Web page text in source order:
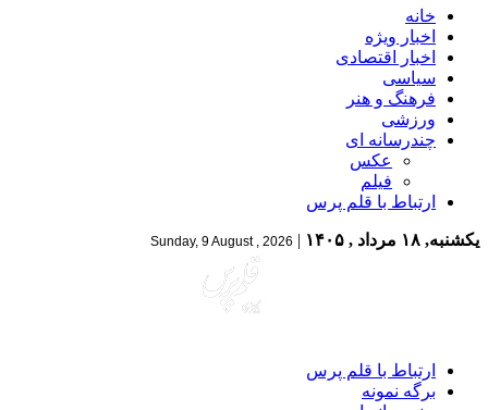
خانه
اخبار ویژه
اخبار اقتصادی
سیاسی
فرهنگ و هنر
ورزشی
چندرسانه ای
عکس
فیلم
ارتباط با قلم پرس
یکشنبه, ۱۸ مرداد , ۱۴۰۵ |
Sunday, 9 August , 2026
ارتباط با قلم پرس
برگه نمونه